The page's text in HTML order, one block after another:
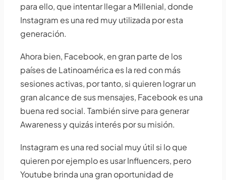
para ello, que intentar llegar a Millenial, donde
Instagram es una red muy utilizada por esta
generación.
Ahora bien, Facebook, en gran parte de los
países de Latinoamérica es la red con más
sesiones activas, por tanto, si quieren lograr un
gran alcance de sus mensajes, Facebook es una
buena red social. También sirve para generar
Awareness y quizás interés por su misión.
Instagram es una red social muy útil si lo que
quieren por ejemplo es usar Influencers, pero
Youtube brinda una gran oportunidad de